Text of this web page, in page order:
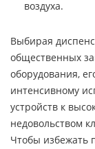
воздуха.
Выбирая
общественных
оборудования,
интенсивному
устройств к
недовольством
Чтобы избежать